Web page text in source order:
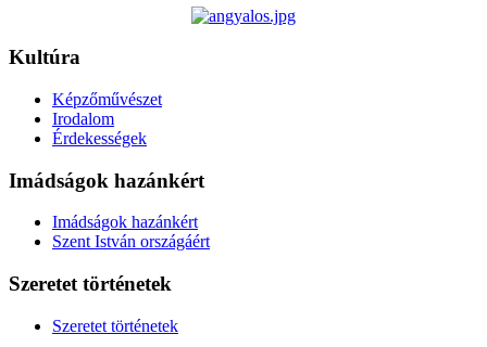
Kultúra
Képzőművészet
Irodalom
Érdekességek
Imádságok hazánkért
Imádságok hazánkért
Szent István országáért
Szeretet történetek
Szeretet történetek